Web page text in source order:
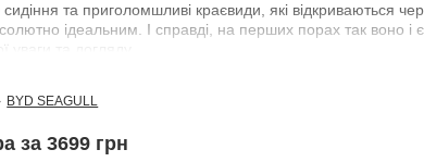
сидіння та приголомшливі краєвиди, які відкриваються
ідеальним. І справді, на перших порах так воно
уваги та догляду.
від пошкоджень і забруднень.
тільки кращими брендами, які
BYD SEAGULL
за 3699 грн